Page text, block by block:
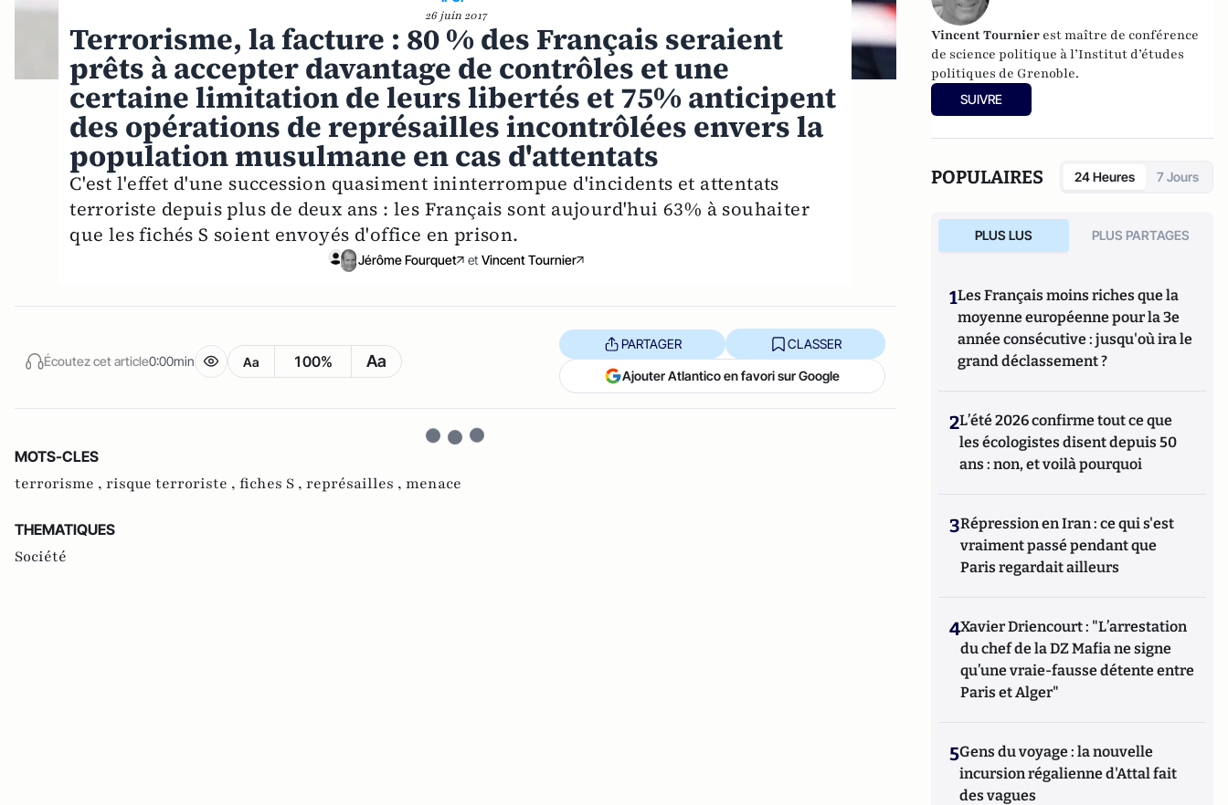
26 juin 2017
Terrorisme, la facture : 80 % des Français seraient
prêts à accepter davantage de contrôles et une
certaine limitation de leurs libertés et 75% anticipent
des opérations de représailles incontrôlées envers la
population musulmane en cas d'attentats
C'est l'effet d'une succession quasiment ininterrompue d'incidents et attentats
terroriste depuis plus de deux ans : les Français sont aujourd'hui 63% à souhaiter
que les fichés S soient envoyés d'office en prison.
Jérôme Fourquet et Vincent Tournier
Écoutez cet article0:00min Aa 100% Aa
PARTAGER CLASSER
Ajouter Atlantico en favori sur Google
MOTS-CLES
terrorisme , risque terroriste , fiches S , représailles , menace
THEMATIQUES
Société
Vincent Tournier est maître de conférence
de science politique à l’Institut d’études
politiques de Grenoble.
SUIVRE
POPULAIRES 24 Heures 7 Jours
PLUS LUS PLUS PARTAGES
1Les Français moins riches que la
moyenne européenne pour la 3e
année consécutive : jusqu'où ira le
grand déclassement ?
2L’été 2026 confirme tout ce que
les écologistes disent depuis 50
ans : non, et voilà pourquoi
3Répression en Iran : ce qui s'est
vraiment passé pendant que
Paris regardait ailleurs
4Xavier Driencourt : "L’arrestation
du chef de la DZ Mafia ne signe
qu’une vraie-fausse détente entre
Paris et Alger"
5Gens du voyage : la nouvelle
incursion régalienne d'Attal fait
des vagues